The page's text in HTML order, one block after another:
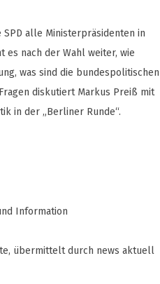
alle Ministerpräsidenten in
es nach der Wahl weiter, wie
was sind die bundespolitischen
diskutiert Markus Preiß mit
in der „Berliner Runde“.
Information
übermittelt durch news aktuell